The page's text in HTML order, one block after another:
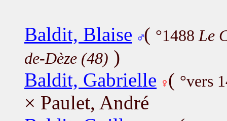
Baldit, Blaise ( °1488 Le
de-Dèze (48) )
Baldit, Gabrielle ( °vers
× Paulet, André